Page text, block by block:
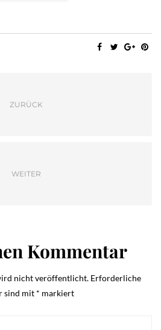
ZURÜCK
WEITER
Kommentar
nicht veröffentlicht. Erforderliche
sind mit * markiert